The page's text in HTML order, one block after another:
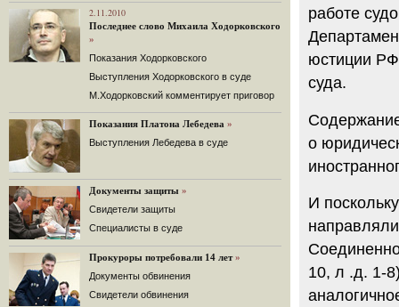
Не исключил
Владимир Путин допускает, что Россия может выйти из-
под юрисдикции ЕСПЧ.
88 комментариев
14.08.2014
Нарулил
Игорь Сечин просит о помощи.
Ссылаясь на санкции, глава
«Роснефти» хочет выбить из фонда
12.08.2014
Граждане не хотят платить по счетам ЮКОСа
Решение Гаагского суда о компенсации $50 млрд
поддержали 12%.
129 комментариев
2.11.2010
Последнее слово Михаила Ходорковского
»
Показания Ходорковского
Выступления Ходорковского в суде
М.Ходорковский комментирует приговор
Показания Платона Лебедева »
Выступления Лебедева в суде
Документы защиты »
Cвидетели защиты
Cпециалисты в суде
Прокуроры потребовали 14 лет »
Документы обвинения
Свидетели обвинения
работе
юстиции
суда.
о
И
10, л .д. 1-